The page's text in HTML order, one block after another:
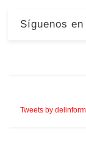
Síguenos
Tweets by